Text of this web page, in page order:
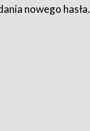
nowego hasła.